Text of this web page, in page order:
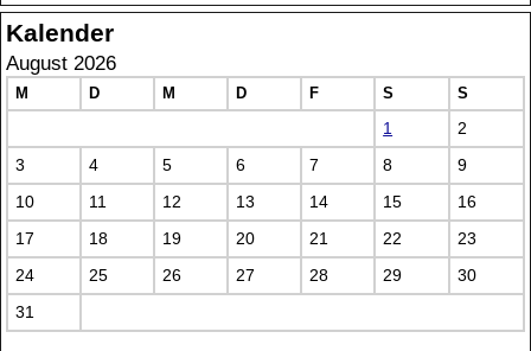
Kalender
August 2026
M D M D F S S
1
2
3
4 5 6 7 8
9
10
11 12 13 14 15
16
17
18 19 20 21 22
23
24
25 26 27 28 29
30
31